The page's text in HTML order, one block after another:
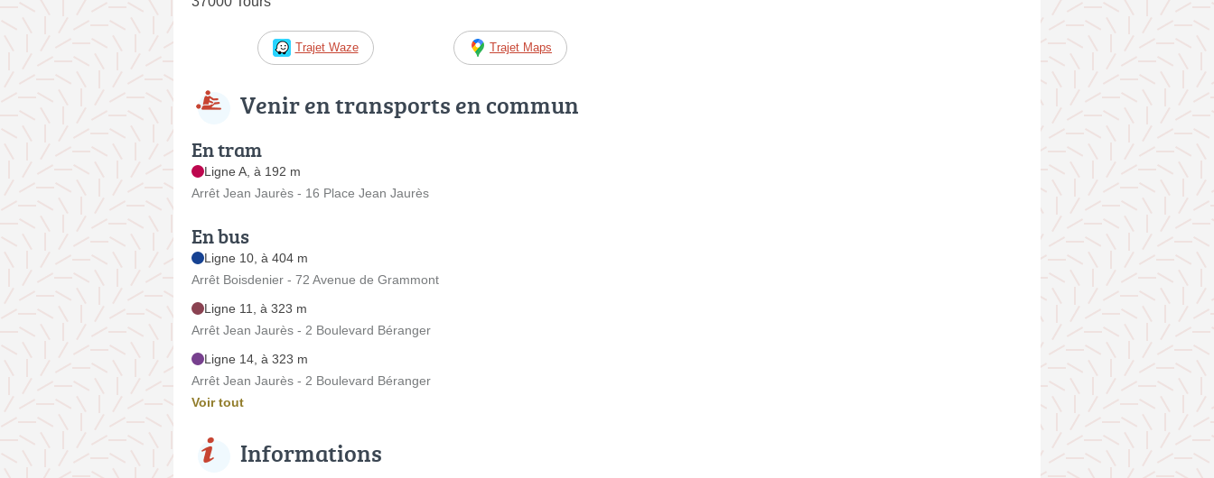
Trajet Waze Trajet Maps
Venir en transports en commun
En tram
Ligne A, à 192 m
Arrêt Jean Jaurès - 16 Place Jean Jaurès
En bus
Ligne 10, à 404 m
Arrêt Boisdenier - 72 Avenue de Grammont
Ligne 11, à 323 m
Arrêt Jean Jaurès - 2 Boulevard Béranger
Ligne 14, à 323 m
Arrêt Jean Jaurès - 2 Boulevard Béranger
Voir tout
Informations